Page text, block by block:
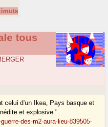
tous
celui d’un Ikea, Pays basque et
et explosive."
des-m2-aura-lieu-839505-